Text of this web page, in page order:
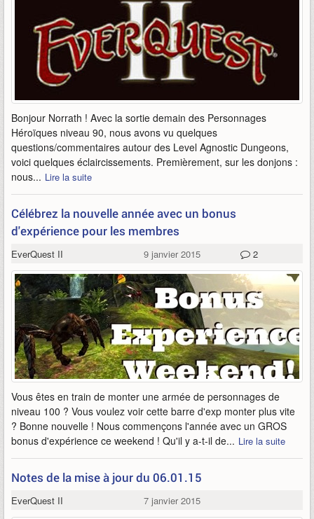
Bonjour Norrath ! Avec la sortie demain des Personnages
Héroïques niveau 90, nous avons vu quelques
questions/commentaires autour des Level Agnostic Dungeons,
voici quelques éclaircissements. Premièrement, sur les donjons :
nous... Lire la suite
Célébrez la nouvelle année avec un bonus
d'expérience pour les membres
EverQuest II 9 janvier 2015 2
Vous êtes en train de monter une armée de personnages de
niveau 100 ? Vous voulez voir cette barre d'exp monter plus vite
? Bonne nouvelle ! Nous commençons l'année avec un GROS
bonus d'expérience ce weekend ! Qu'il y a-t-il de... Lire la suite
Notes de la mise à jour du 06.01.15
EverQuest II 7 janvier 2015